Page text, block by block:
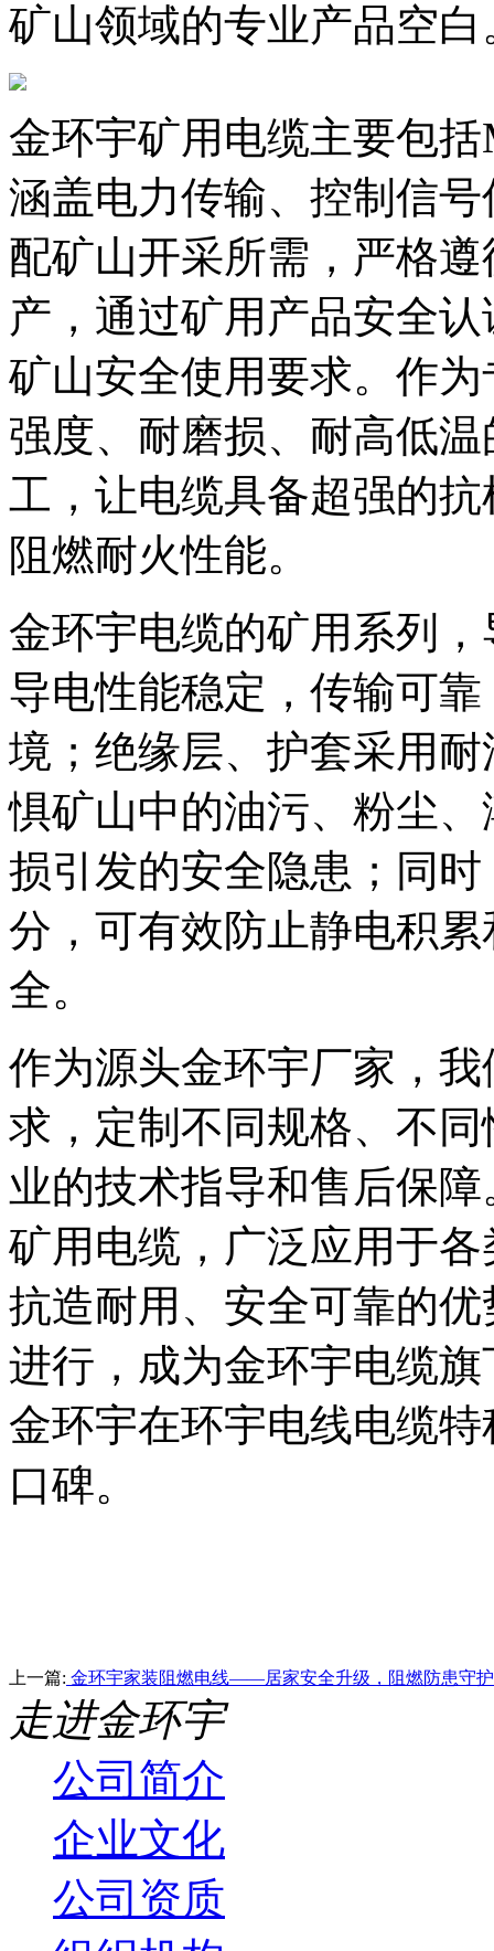
矿山领域的专业产品空白
金环宇矿用电缆主要包括
涵盖电力传输、控制信
配矿山开采所需，严格遵
产，通过矿用产品安全
矿山安全使用要求。作
强度、耐磨损、耐高低
工，让电缆具备超强的
阻燃耐火性能。
金环宇电缆的矿用系列
导电性能稳定，传输可
境；绝缘层、护套采用
惧矿山中的油污、粉尘
损引发的安全隐患；同
分，可有效防止静电积
全。
作为源头金环宇厂家，
求，定制不同规格、不
业的技术指导和售后保
矿用电缆，广泛应用于
抗造耐用、安全可靠的
进行，成为金环宇电缆
金环宇在环宇电线电缆
口碑。
上一篇: 金环宇家装阻燃电线——居家安全升级，阻燃防患守
走进金环宇
公司简介
企业文化
公司资质